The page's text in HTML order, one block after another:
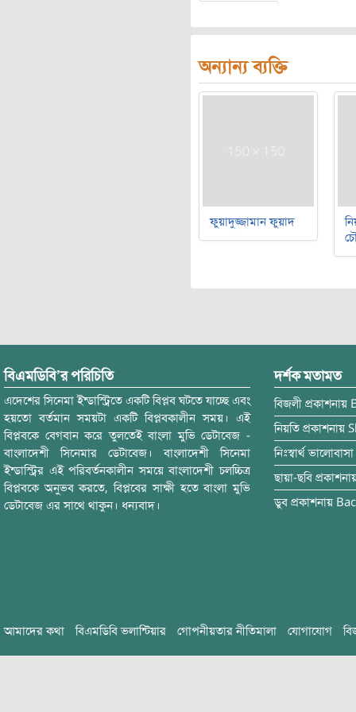
অন্যান্য ব্যক্তি
ফুয়াদুজ্জামান ফুয়াদ
বিএমডিবি’র পরিচিতি
এদেশের সিনেমা ইন্ডাস্ট্রিতে একটি বিপ্লব ঘটতে যাচ্ছে এবং
হয়তো বর্তমান সময়টা একটি বিপ্লবকালীন সময়। এই
বিপ্লবকে বেগবান করে তুলতেই বাংলা মুভি ডেটাবেজ -
বাংলাদেশী সিনেমার ডেটাবেজ। বাংলাদেশী সিনেমা
ইন্ডাস্ট্রির এই পরিবর্তনকালীন সময়ে বাংলাদেশী চলচ্চিত্র
বিপ্লবকে অনুভব করতে, বিপ্লবের সাক্ষী হতে বাংলা মুভি
ডেটাবেজ এর সাথে থাকুন। ধন্যবাদ।
দর্শক মতামত
বিজলী প্রকাশনায়
নিয়তি প্রকাশনায়
নিঃস্বার্থ ভালোবাসা
ছায়া-ছবি
ডুব প্রকাশনায়
আমাদের কথা বিএমডিবি ভলান্টিয়ার গোপনীয়তার নীতিমালা যোগাযোগ